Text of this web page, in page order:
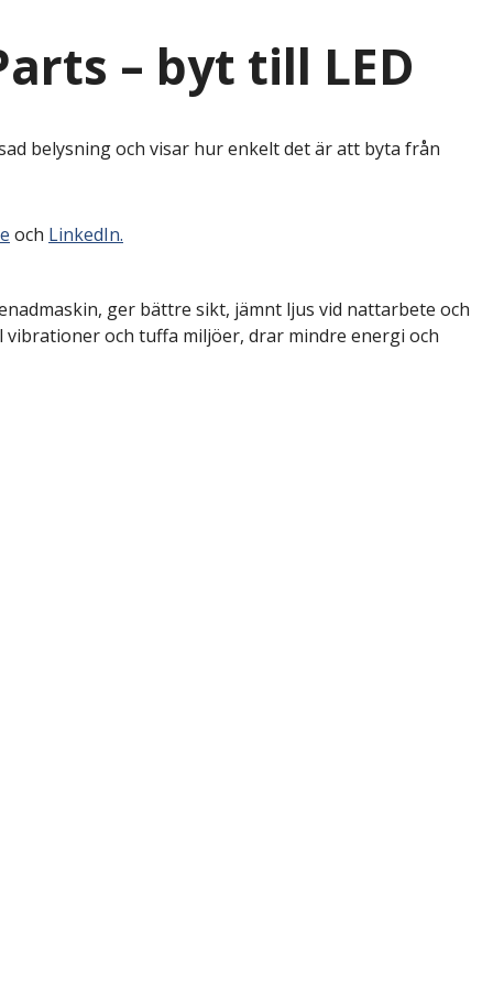
– byt till LED
belysning och visar hur enkelt det är att byta från
och LinkedIn.
ger bättre sikt, jämnt ljus vid nattarbete och
och tuffa miljöer, drar mindre energi och